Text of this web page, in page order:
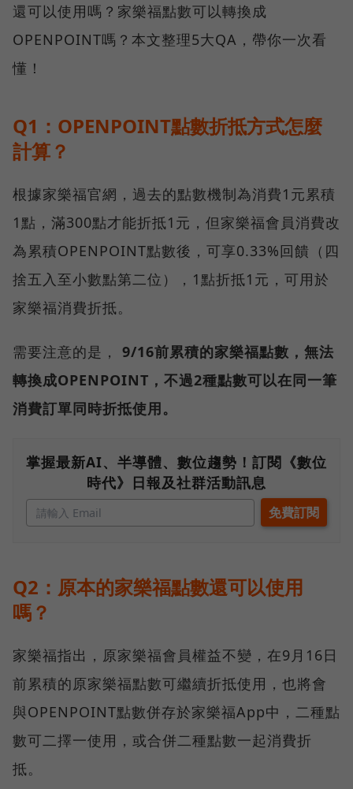
還可以使用嗎？家樂福點數可以轉換成
OPENPOINT嗎？本文整理5大QA，帶你一次看
懂！
Q1：OPENPOINT點數折抵方式怎麼
計算？
根據家樂福官網，過去的點數機制為消費1元累積
1點，滿300點才能折抵1元，但家樂福會員消費改
為累積OPENPOINT點數後，可享0.33%回饋（四
捨五入至小數點第二位），1點折抵1元，可用於
家樂福消費折抵。
需要注意的是， 9/16前累積的家樂福點數，無法
轉換成OPENPOINT，不過2種點數可以在同一筆
消費訂單同時折抵使用。
掌握最新AI、半導體、數位趨勢！訂閱《數位
時代》日報及社群活動訊息
Q2：原本的家樂福點數還可以使用
嗎？
家樂福指出，原家樂福會員權益不變，在9月16日
前累積的原家樂福點數可繼續折抵使用，也將會
與OPENPOINT點數併存於家樂福App中，二種點
數可二擇一使用，或合併二種點數一起消費折
抵。